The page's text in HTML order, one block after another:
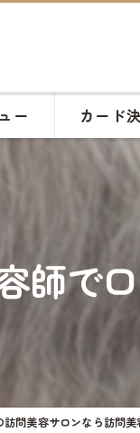
ー カード
師で
訪問美容サロンなら訪問